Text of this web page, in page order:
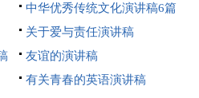
中华优秀传统文化演讲稿6篇
关于爱与责任演讲稿
友谊的演讲稿
有关青春的英语演讲稿